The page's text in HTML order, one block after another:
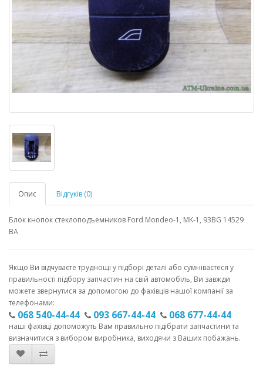
Опис Відгуків (0)
Блок кнопок стеклоподъемников Ford Mondeo-1, MK-1, 93BG 14529
BA
Якщо Ви відчуваєте труднощі у підборі деталі або сумніваєтеся у
правильності підбору запчастин на свій автомобіль, Ви завжди
можете звернутися за допомогою до фахівців нашої компанії за
телефонами:
068 540-44-44 093 667-44-44 068 677-44-44
наші фахівці допоможуть Вам правильно підібрати запчастини та
визначитися з вибором виробника, виходячи з Ваших побажань.